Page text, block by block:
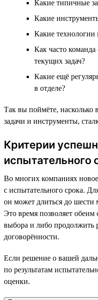
Какие типичные
Какие
Какие
Как часто команда
текущих задач?
Какие ещё
в отделе?
Так вы поймёте, насколько
задачи и инструменты,
Критерии
испытательного
Во многих компаниях
с испытательного срока.
он может длиться до шести
Это время позволяет обеим
выбора и либо продолжить
договорённости.
Если решение о вашей
по результатам
оценки.